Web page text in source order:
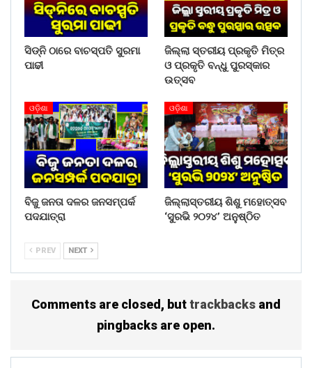
ସିଡ୍‌ନି ଠାରେ ବାଚସ୍ପତି ସୁରମା
ପାଢୀ
ଜିଲ୍ଲା ସ୍ତରୀୟ ପ୍ରକୃତି ମିତ୍ର
ଓ ପ୍ରକୃତି ବନ୍ଧୁ ପୁରସ୍କାର
ଉତ୍ସବ
ଓଡ଼ିଶା
ବିଜୁ ଜନତା ଦଳର ଜନସମ୍ପର୍କ
ପଦଯାତ୍ରା
ଓଡ଼ିଶା
ଜିଲ୍ଲାସ୍ତରୀୟ ଶିଶୁ ମହୋତ୍ସବ
‘ସୁରଭି ୨୦୨୪’ ଅନୁଷ୍ଠିତ
PREV NEXT
Comments are closed, buttrackbacks and
pingbacks are open.